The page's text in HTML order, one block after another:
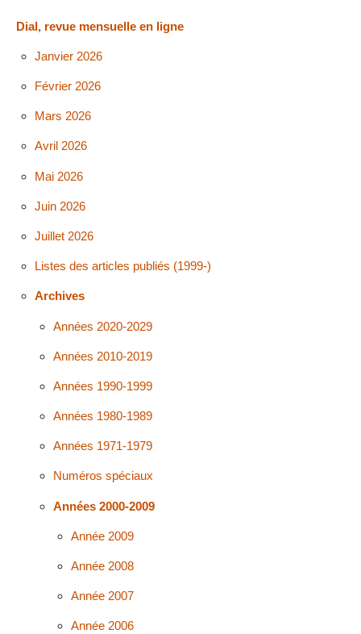
Dial, revue mensuelle en ligne
Janvier 2026
Février 2026
Mars 2026
Avril 2026
Mai 2026
Juin 2026
Juillet 2026
Listes des articles publiés (1999-)
Archives
Années 2020-2029
Années 2010-2019
Années 1990-1999
Années 1980-1989
Années 1971-1979
Numéros spéciaux
Années 2000-2009
Année 2009
Année 2008
Année 2007
Année 2006